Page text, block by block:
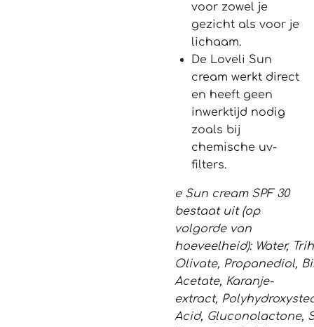
voor zowel je
gezicht als voor je
lichaam.
De Loveli Sun
cream werkt direct
en heeft geen
inwerktijd nodig
zoals bij
chemische uv-
filters.
e Sun cream SPF 30
bestaat uit (op
volgorde van
hoeveelheid): Water,
Olivate, Propanediol,
Acetate, Karanje-
extract,
Acid, Gluconolactone,